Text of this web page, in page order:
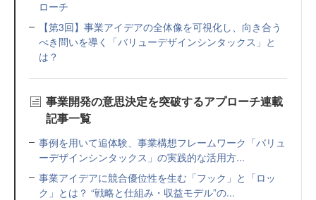
ローチ
【第3回】事業アイデアの全体像を可視化し、向き合う
べき問いを導く「バリューデザインシンタックス」と
は？
事業開発の意思決定を突破するアプローチ連載
記事一覧
事例を用いて追体験、事業構想フレームワーク「バリュ
ーデザインシンタックス」の実践的な活用方...
事業アイデアに競合優位性を生む「フック」と「ロッ
ク」とは？ “戦略と仕組み・収益モデル”の...